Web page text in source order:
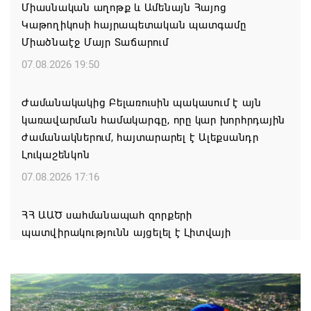
Միասնական աղոթք և Ամենայն Հայոց
Կաթողիկոսի հայրապետական պատգամը
Միածնաէջ Մայր Տաճարում
07.08.2026 19:50
Ժամանակակից Բելառուսին պակասում է այն
կառավարման համակարգը, որը կար խորհրդային
ժամանակներում, հայտարարել է Ալեքսանդր
Լուկաշենկոն
07.08.2026 17:16
ՀՀ ԱԱԾ սահմանապահ զորքերի
պատվիրակությունն այցելել է Լիտվայի
07.08.2026 16:57